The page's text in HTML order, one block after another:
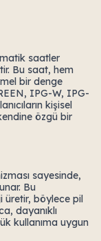
saatler
Bu saat, hem
bir denge
IPG-W, IPG-
kişisel
özgü bir
sayesinde,
Bu
üretir, böylece pil
dayanıklı
kullanıma uygun